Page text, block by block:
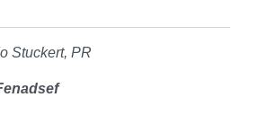
Stuckert, PR